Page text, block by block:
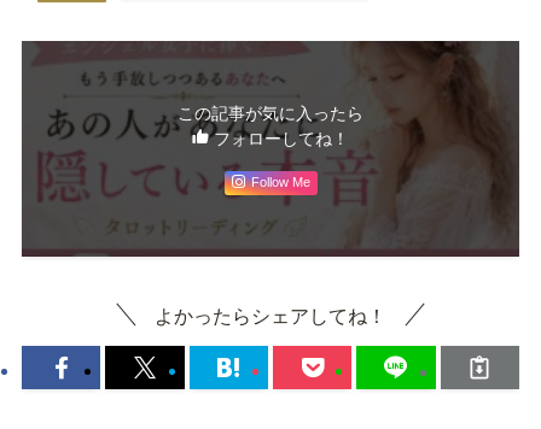
この記事が気に入ったら
フォローしてね！
Follow Me
よかったらシェアしてね！